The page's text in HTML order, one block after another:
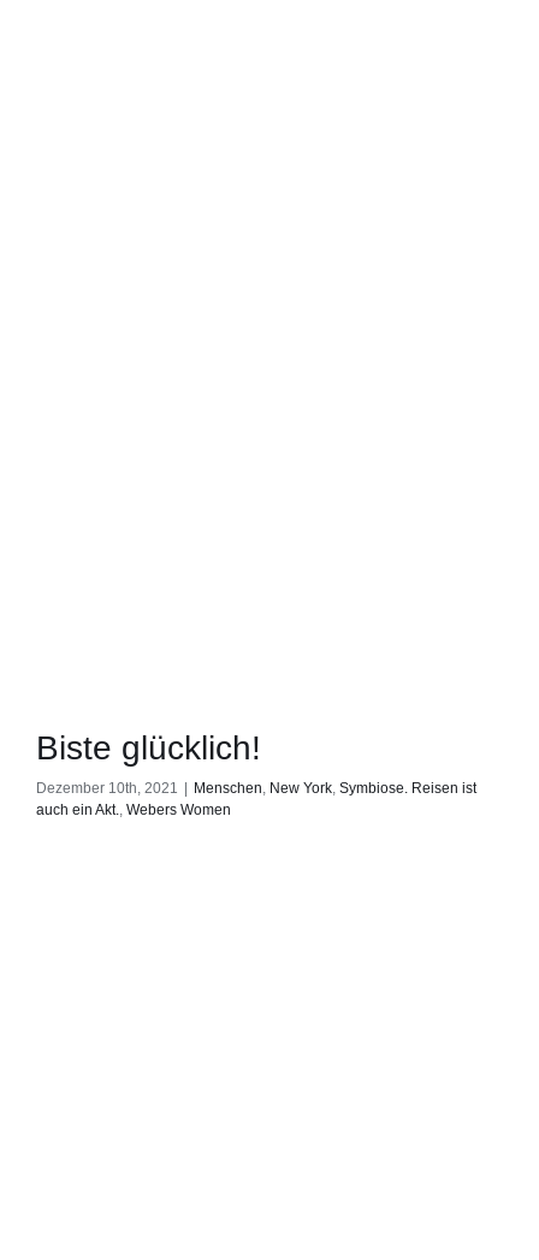
Biste glücklich!
Dezember 10th, 2021 Menschen, New York, Symbiose. Reisen ist
auch ein Akt., Webers Women